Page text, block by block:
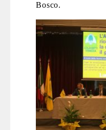
Bosco.